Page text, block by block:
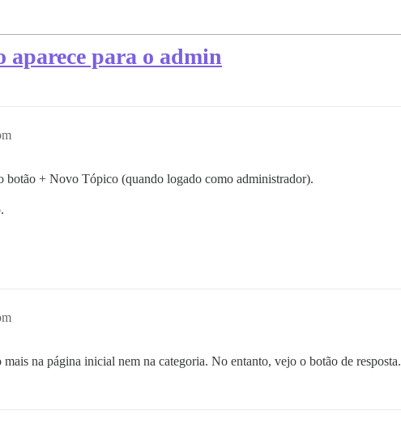
aparece para o admin
botão + Novo Tópico (quando logado como administrador).
na página inicial nem na categoria. No entanto, vejo o botão de resposta.